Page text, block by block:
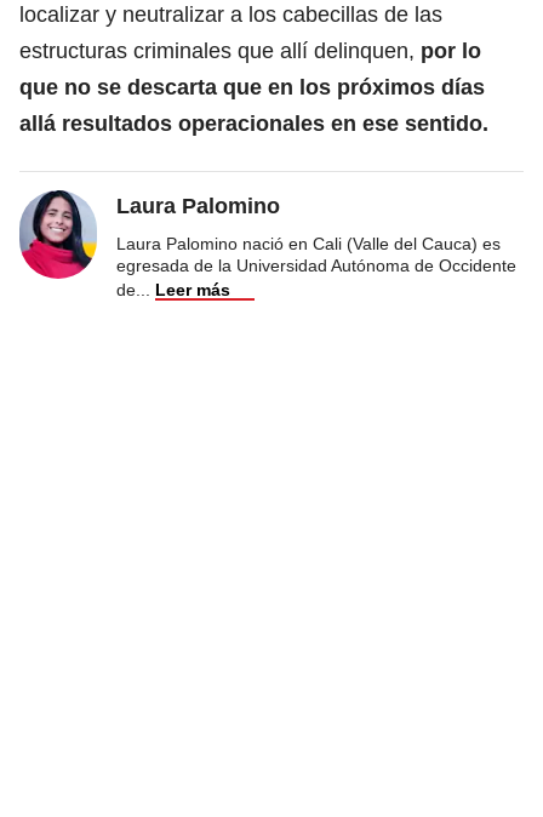
localizar y neutralizar a los cabecillas de las
estructuras criminales que allí delinquen, por lo
que no se descarta que en los próximos días
allá resultados operacionales en ese sentido.
Laura Palomino
Laura Palomino nació en Cali (Valle del Cauca) es
egresada de la Universidad Autónoma de Occidente
de
Leer más